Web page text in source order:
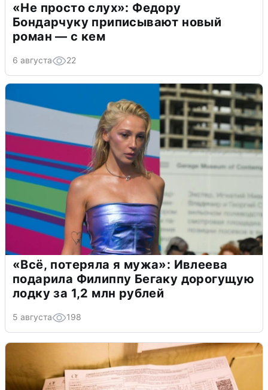
«Не просто слух»: Федору
Бондарчуку приписывают новый
роман — с кем
6 августа 22
«Всё, потеряла я мужа»: Ивлеева
подарила Филиппу Бегаку дорогущую
лодку за 1,2 млн рублей
5 августа 198